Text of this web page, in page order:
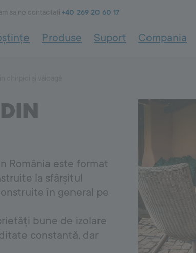
să ne contactați +40 269 20 60 17
Tencuiala de argilă - alegerea naturală
Produse
Mortare
Vopsele
Outdoor
Suport Compania
România este format
la sfârșitul
în general pe
bune de izolare
constantă, dar